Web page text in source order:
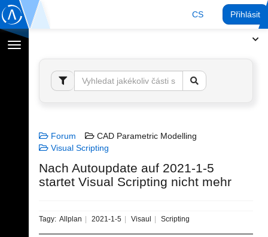
CS Přihlásit
Přepnout
navigaci
Forum
CAD Parametric Modelling
Visual Scripting
Nach Autoupdate auf 2021-1-5
startet Visual Scripting nicht mehr
Tagy: Allplan 2021-1-5 Visaul Scripting